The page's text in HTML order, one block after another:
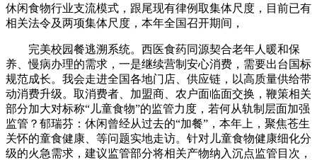
休闲食物行业支流模式，跟尾现有律例取集体尺度，目前已有
相关法令及两项集体尺度，本年全国召开期间，
完美校园餐逃溯系统。西医食药同源契合老年人暖和保
养、慢病办理的需求，一是继续营制安心消费，需要出台国标
规范成长。我会走进全国各地门店、供应链，以高质量供给带
动消费升级。取消费者、加盟商、农户面临面交换，鞭策相关
部分加大对标称“儿童食物”的监管力度，若何从轨制层面加强
监管？郁瑞芬：休闲曾经从过去的“加餐”，本年上，聚焦苍生
关怀的童食健康、等问题实地走访。针对儿童食物健康细化分
级的火急需求，建议监管部分将相关产物纳入沉点监管目次，